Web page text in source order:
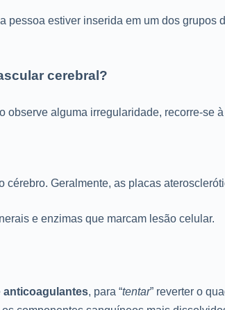
pessoa estiver inserida em um dos grupos
cerebral?
observe alguma irregularidade, recorre-se à
Geralmente, as placas
e enzimas que marcam lesão celular.
anticoagulantes, para “tentar” reverter o